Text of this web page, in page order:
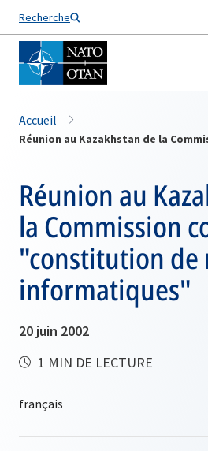
Recherche
Nom de famille*
Accueil
Réunion au
la Commission
"constitution de
informatiques"
20 juin 2002
1 MIN DE LECTURE